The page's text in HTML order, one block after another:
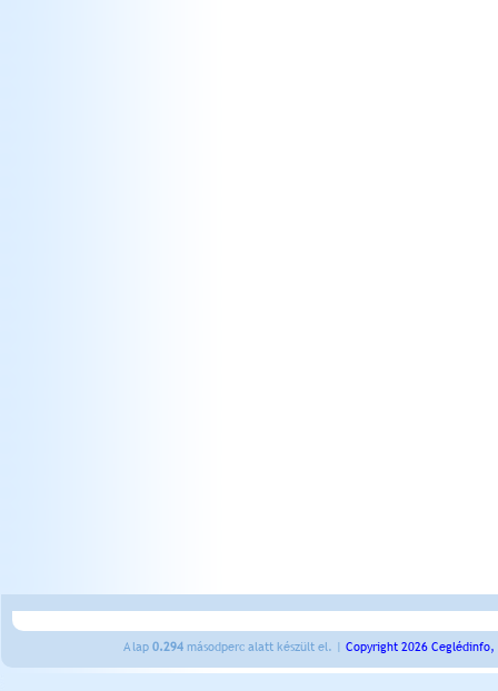
A lap 0.294 másodperc alatt készült el. | Copyright 2026